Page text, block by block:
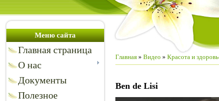
Меню сайта
Главная страница
О нас
Документы
Полезное
Главная » Видео » Красота и
Ben de Lisi